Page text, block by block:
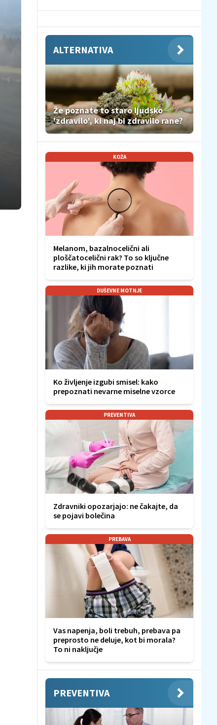
ALTERNATIVA
Že poznate to staro ljudsko
'zdravilo', ki naj bi zdravilo rane?
KOŽA
Melanom, bazalnocelični ali
ploščatocelični rak? To so ključne
razlike, ki jih morate poznati
DUŠEVNE MOTNJE
Ko življenje izgubi smisel: kako
prepoznati nevarne miselne vzorce
PREVENTIVA
Zdravniki opozarjajo: ne čakajte, da
se pojavi bolečina
PREBAVA
Vas napenja, boli trebuh, prebava pa
preprosto ne deluje, kot bi morala?
To ni naključje
PREVENTIVA